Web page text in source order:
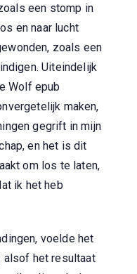
een stomp in
en naar lucht
zoals een
Uiteindelijk
Wolf epub
maken,
gegrift in mijn
en het is dit
om los te laten,
ik het heb
voelde het
alsof het resultaat